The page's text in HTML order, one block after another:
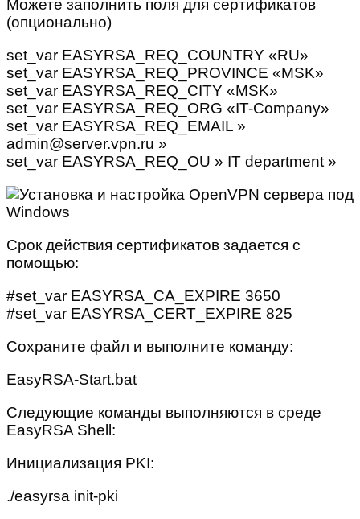
Можете заполнить поля для сертификатов
(опционально)
set_var EASYRSA_REQ_COUNTRY «RU»
set_var EASYRSA_REQ_PROVINCE «MSK»
set_var EASYRSA_REQ_CITY «MSK»
set_var EASYRSA_REQ_ORG «IT-Company»
set_var EASYRSA_REQ_EMAIL »
admin@server.vpn.ru »
set_var EASYRSA_REQ_OU » IT department »
Срок действия сертификатов задается с
помощью:
#set_var EASYRSA_CA_EXPIRE 3650
#set_var EASYRSA_CERT_EXPIRE 825
Сохраните файл и выполните команду:
EasyRSA-Start.bat
Следующие команды выполняются в среде
EasyRSA Shell:
Инициализация PKI:
./easyrsa init-pki